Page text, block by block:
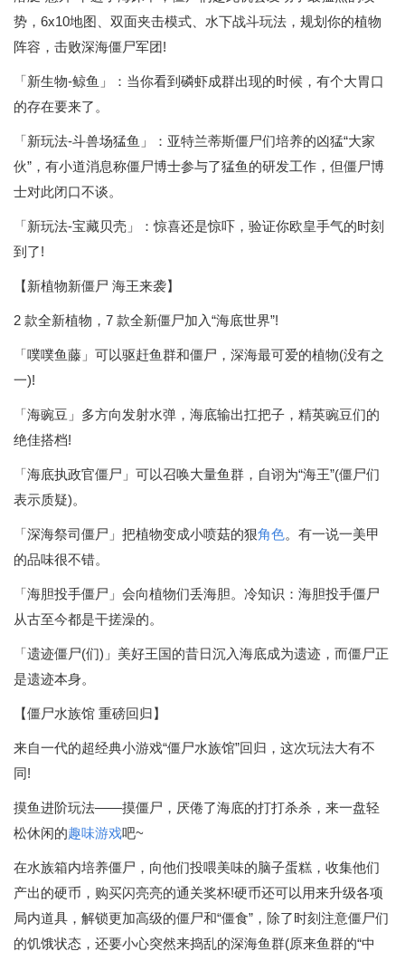
势，6x10地图、双面夹击模式、水下战斗玩法，规划你的植物
阵容，击败深海僵尸军团!
「新生物-鲸鱼」：当你看到磷虾成群出现的时候，有个大胃口
的存在要来了。
「新玩法-斗兽场猛鱼」：亚特兰蒂斯僵尸们培养的凶猛“大家
伙”，有小道消息称僵尸博士参与了猛鱼的研发工作，但僵尸博
士对此闭口不谈。
「新玩法-宝藏贝壳」：惊喜还是惊吓，验证你欧皇手气的时刻
到了!
【新植物新僵尸 海王来袭】
2 款全新植物，7 款全新僵尸加入“海底世界”!
「噗噗鱼藤」可以驱赶鱼群和僵尸，深海最可爱的植物(没有之
一)!
「海豌豆」多方向发射水弹，海底输出扛把子，精英豌豆们的
绝佳搭档!
「海底执政官僵尸」可以召唤大量鱼群，自诩为“海王”(僵尸们
表示质疑)。
「深海祭司僵尸」把植物变成小喷菇的狠角色。有一说一美甲
的品味很不错。
「海胆投手僵尸」会向植物们丢海胆。冷知识：海胆投手僵尸
从古至今都是干搓澡的。
「遗迹僵尸(们)」美好王国的昔日沉入海底成为遗迹，而僵尸正
是遗迹本身。
【僵尸水族馆 重磅回归】
来自一代的超经典小游戏“僵尸水族馆”回归，这次玩法大有不
同!
摸鱼进阶玩法——摸僵尸，厌倦了海底的打打杀杀，来一盘轻
松休闲的趣味游戏吧~
在水族箱内培养僵尸，向他们投喂美味的脑子蛋糕，收集他们
产出的硬币，购买闪亮亮的通关奖杯!硬币还可以用来升级各项
局内道具，解锁更加高级的僵尸和“僵食”，除了时刻注意僵尸们
的饥饿状态，还要小心突然来捣乱的深海鱼群(原来鱼群的“中